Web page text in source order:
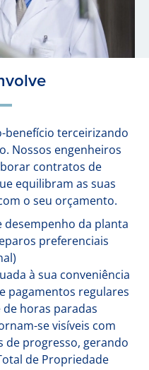
benefício terceirizando
Nossos engenheiros
contratos de
equilibram as suas
o seu orçamento.
desempenho da planta
preferenciais
à sua conveniência
pagamentos regulares
de horas paradas
se visíveis com
progresso, gerando
de Propriedade